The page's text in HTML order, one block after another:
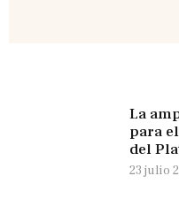
La
para
del
23 julio